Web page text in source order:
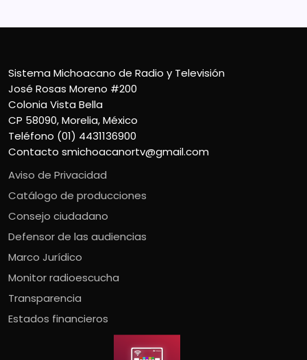
Sistema Michoacano de Radio y Televisión
José Rosas Moreno #200
Colonia Vista Bella
CP 58090, Morelia, México
Teléfono (01) 4431136900
Contacto smichoacanortv@gmail.com
Aviso de Privacidad
Catálogo de producciones
Consejo ciudadano
Defensor de las audiencias
Marco Jurídico
Monitor radioescucha
Transparencia
Estados financieros